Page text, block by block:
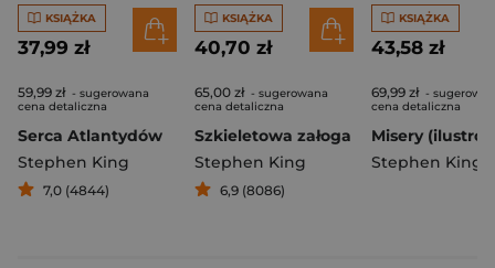
KSIĄŻKA
37,99 zł
59,99 zł - sugerowana
cena detaliczna
Serca Atlantydów
Stephen King
7,0 (4844)
KSIĄŻKA
40,70 zł
65,00 zł - sugerowana
cena detaliczna
Szkieletowa załoga
Stephen King
6,9 (8086)
KSIĄŻKA
43,58 zł
69,99 zł -
cena detaliczna
Stephen King